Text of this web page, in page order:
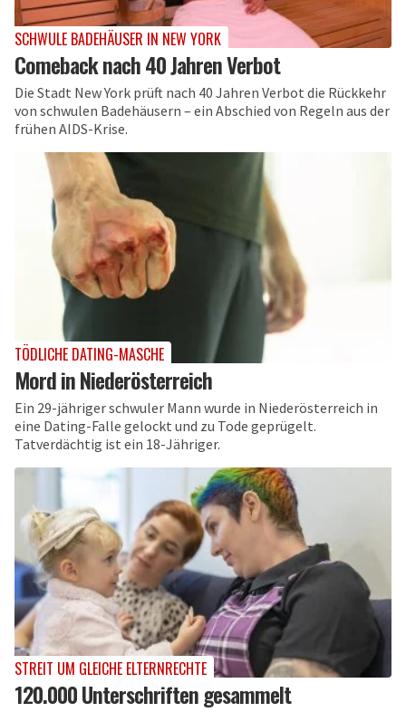
SCHWULE BADEHÄUSER IN NEW YORK
Comeback nach 40 Jahren Verbot
Die Stadt New York prüft nach 40 Jahren Verbot die Rückkehr
von schwulen Badehäusern – ein Abschied von Regeln aus der
frühen AIDS-Krise.
TÖDLICHE DATING-MASCHE
Mord in Niederösterreich
Ein 29-jähriger schwuler Mann wurde in Niederösterreich in
eine Dating-Falle gelockt und zu Tode geprügelt.
Tatverdächtig ist ein 18-Jähriger.
STREIT UM GLEICHE ELTERNRECHTE
120.000 Unterschriften gesammelt